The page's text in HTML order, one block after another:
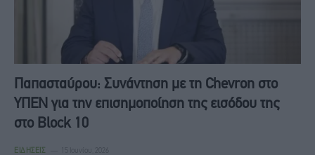
Παπασταύρου: Συνάντηση με τη Chevron στο
ΥΠΕΝ για την επισημοποίηση της εισόδου της
στο Block 10
ΕΙΔΉΣΕΙΣ 15 Ιουνίου, 2026